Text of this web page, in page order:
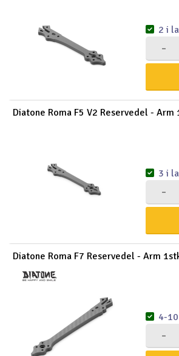
-
2 i
Diatone Roma F5 V2 Reservedel - Arm
-
3 i
Diatone Roma F7 Reservedel - Arm
-
4-